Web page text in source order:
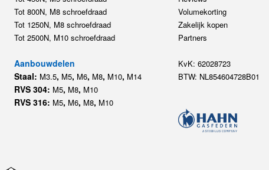
Tot 800N, M8 schroefdraad
Tot 1250N, M8 schroefdraad
Tot 2500N, M10 schroefdraad
Aanbouwdelen
Staal: M3.5, M5, M6, M8, M10, M14
RVS 304: M5, M8, M10
RVS 316: M5, M6, M8, M10
Volumekorting
Zakelijk kopen
Partners
KvK: 62028723
BTW: NL854604728B01